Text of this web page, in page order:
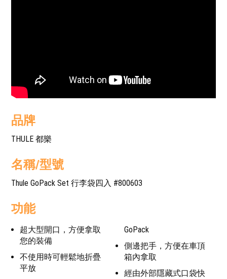
品牌
THULE 都樂
名稱/型號
Thule GoPack Set 行李袋四入 #800603
功能
超大型開口，方便拿取
您的裝備
不使用時可輕鬆地折疊
平放
GoPack
側邊把手，方便在車頂
箱內拿取
經由外部隱藏式口袋快